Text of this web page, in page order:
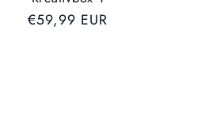
UVP
€59,99 EUR